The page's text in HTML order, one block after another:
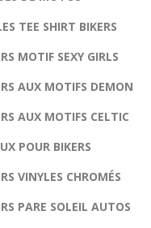
TEE SHIRT BIKERS
MOTIF SEXY GIRLS
AUX MOTIFS DEMON
AUX MOTIFS CELTIC
POUR BIKERS
VINYLES CHROMÉS
PARE SOLEIL AUTOS